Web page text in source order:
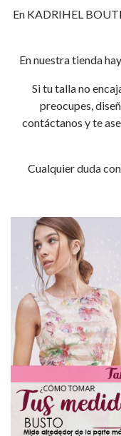
En KADRIHEL
En nuestra tienda
Si tu talla no
preocupes,
contáctanos y te
Cualquier duda